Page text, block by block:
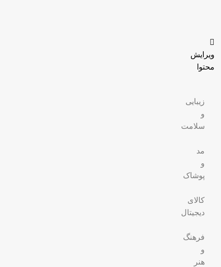
ویرایش
محتوا
زیبایی
و
سلامت
مد
و
پوشاک
کالای
دیجیتال
فرهنگ
و
هنر